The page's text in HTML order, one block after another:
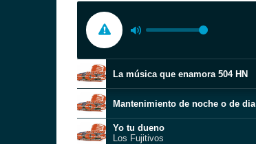
La música que enamora 504 HN
Mantenimiento de noche o de dia
Yo tu dueno
Los Fujitivos